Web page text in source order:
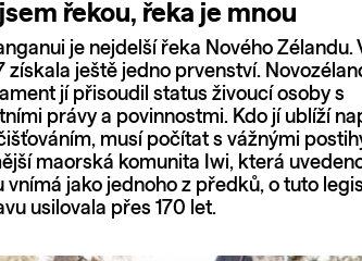
řekou, řeka je mnou
je nejdelší řeka Nového Zélandu.
získala ještě jedno prvenství.
jí přisoudil status živoucí osoby s
právy a povinnostmi. Kdo jí ublíží
musí počítat s vážnými
maorská komunita Iwi, která
vnímá jako jednoho z předků, o tuto
usilovala přes 170 let.